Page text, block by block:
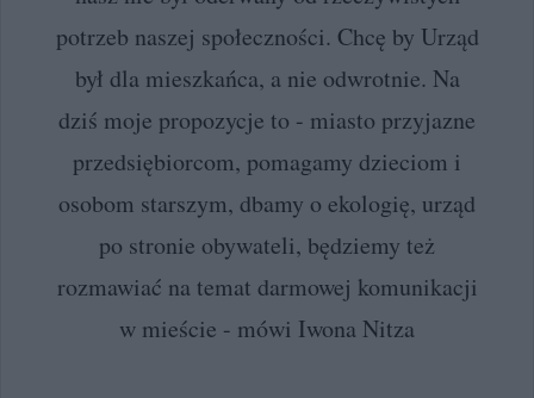
potrzeb naszej społeczności. Chcę by Urząd
był dla mieszkańca, a nie odwrotnie. Na
dziś moje propozycje to - miasto przyjazne
przedsiębiorcom, pomagamy dzieciom i
osobom starszym, dbamy o ekologię, urząd
po stronie obywateli, będziemy też
rozmawiać na temat darmowej komunikacji
w mieście - mówi Iwona Nitza